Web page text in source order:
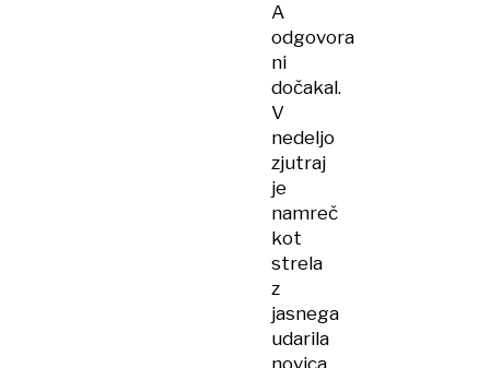
A
odgovora
ni
dočakal.
V
nedeljo
zjutraj
je
namreč
kot
strela
z
jasnega
udarila